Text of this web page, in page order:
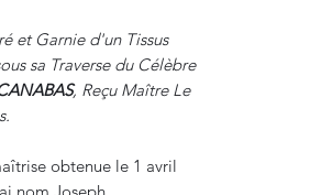
et Garnie d'un Tissus
sa Traverse du Célèbre
, Reçu Maître Le
obtenue le 1 avril
nom Joseph